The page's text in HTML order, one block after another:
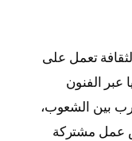
تعمل على
عبر الفنون
بين الشعوب،
عمل مشتركة